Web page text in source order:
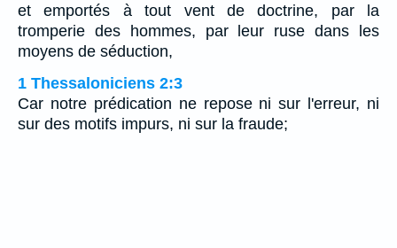
et emportés à tout vent de doctrine, par la
tromperie des hommes, par leur ruse dans les
moyens de séduction,
1 Thessaloniciens 2:3
Car notre prédication ne repose ni sur l'erreur, ni
sur des motifs impurs, ni sur la fraude;